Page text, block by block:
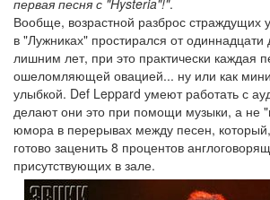
первая песня с "Hysteria"!".
Вообще, возрастной разброс страждущих
в "Лужниках" простирался от одиннадцати
лишним лет, при это практически каждая
ошеломляющей овацией... ну или как
улыбкой. Def Leppard умеют работать с
делают они это при помощи музыки, а не
юмора в перерывах между песен,
готово заценить 8 процентов
присутствующих в зале.